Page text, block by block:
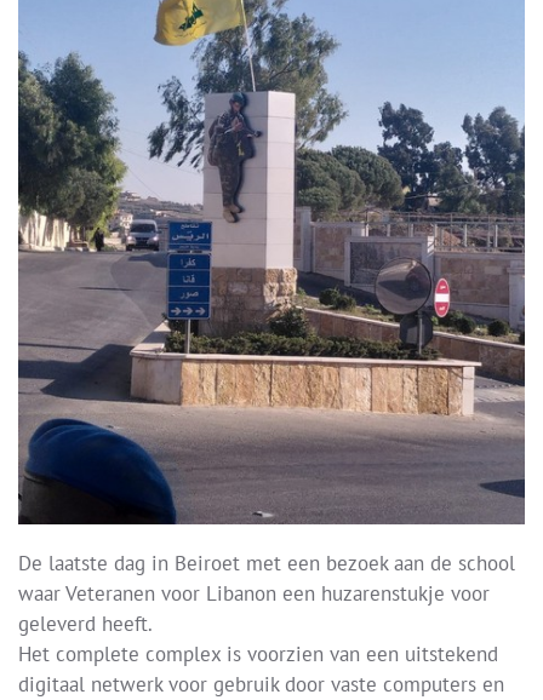
De laatste dag in Beiroet met een bezoek aan de school
waar Veteranen voor Libanon een huzarenstukje voor
geleverd heeft.
Het complete complex is voorzien van een uitstekend
digitaal netwerk voor gebruik door vaste computers en